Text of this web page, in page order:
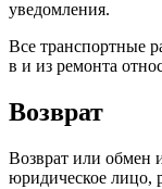
уведомления.
Все транспортные
в и из ремонта
Возврат
Возврат или обмен
юридическое лицо,